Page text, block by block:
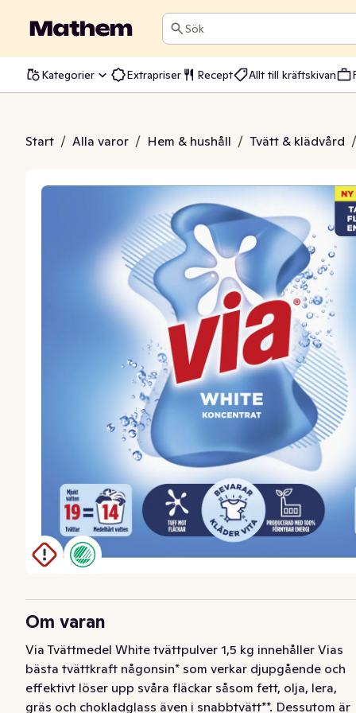
Sök
Kategorier Extrapriser Recept Allt till kräftskivan
Start / Alla varor / Hem & hushåll / Tvätt & klädvård /
White
Om varan
Via Tvättmedel White tvättpulver 1,5 kg innehåller Vias
bästa tvättkraft någonsin* som verkar djupgående och
effektivt löser upp svåra fläckar såsom fett, olja, lera,
gräs och chokladglass även i snabbtvätt**. Dessutom är